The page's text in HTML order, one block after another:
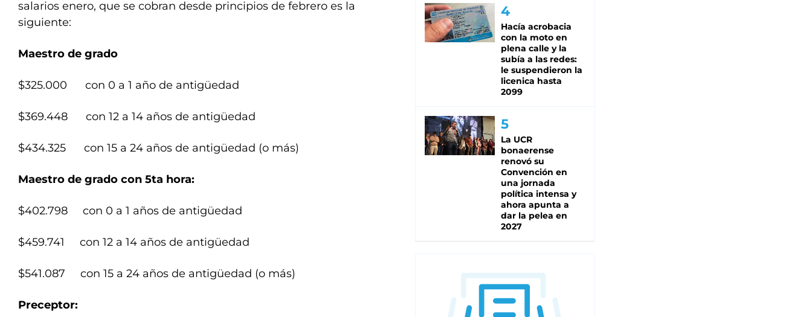
salarios enero, que se cobran desde principios de febrero es la
siguiente:
Maestro de grado
$325.000 con 0 a 1 año de antigüedad
$369.448 con 12 a 14 años de antigüedad
$434.325 con 15 a 24 años de antigüedad (o más)
Maestro de grado con 5ta hora:
$402.798 con 0 a 1 años de antigüedad
$459.741 con 12 a 14 años de antigüedad
$541.087 con 15 a 24 años de antigüedad (o más)
Preceptor:
Hacía acrobacia
con la moto en
plena calle y la
subía a las redes:
le suspendieron la
licenica hasta
2099
La UCR
bonaerense
renovó su
Convención en
una jornada
política intensa y
ahora apunta a
dar la pelea en
2027